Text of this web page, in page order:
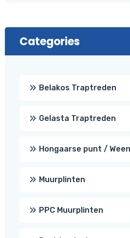
Categories
Belakos Traptreden
Gelasta Traptreden
Hongaarse punt /
Muurplinten
PPC Muurplinten